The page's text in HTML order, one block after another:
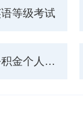
等级考试
公积金个人业务